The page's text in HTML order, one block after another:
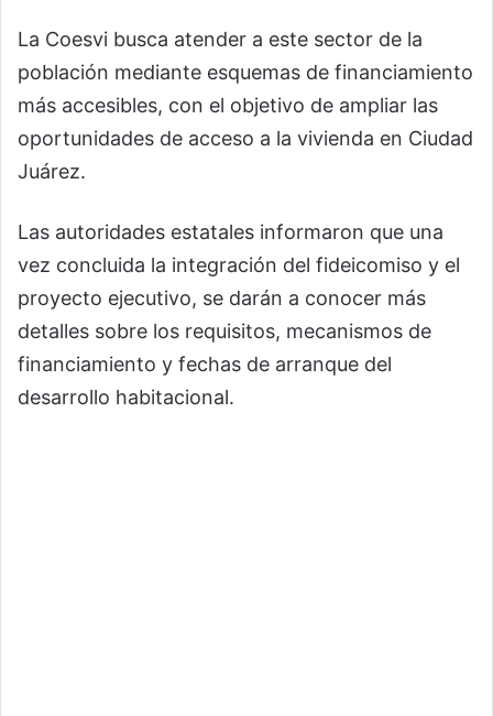
La Coesvi busca atender a este sector de la
población mediante esquemas de financiamiento
más accesibles, con el objetivo de ampliar las
oportunidades de acceso a la vivienda en Ciudad
Juárez.
Las autoridades estatales informaron que una
vez concluida la integración del fideicomiso y el
proyecto ejecutivo, se darán a conocer más
detalles sobre los requisitos, mecanismos de
financiamiento y fechas de arranque del
desarrollo habitacional.